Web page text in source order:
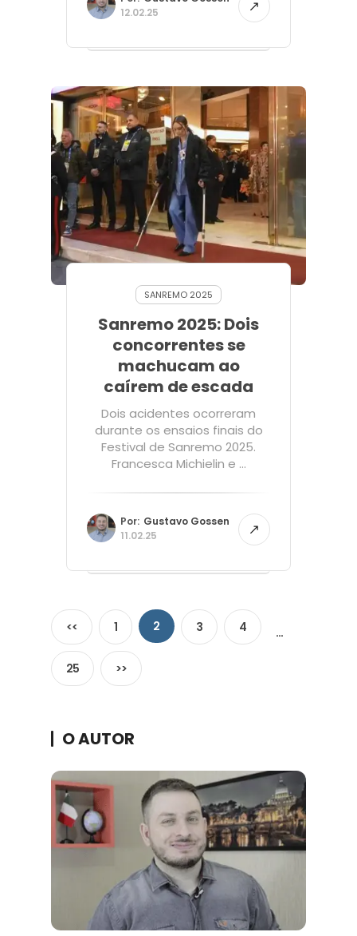
12.02.25
SANREMO 2025
Sanremo 2025: Dois
concorrentes se
machucam ao
caírem de escada
Dois acidentes ocorreram
durante os ensaios finais do
Festival de Sanremo 2025.
Francesca Michielin e ...
Por: Gustavo Gossen
11.02.25
<< 1 2 3 4 …
25 >>
O AUTOR